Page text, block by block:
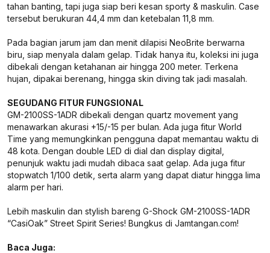
tahan banting, tapi juga siap beri kesan sporty & maskulin. Case
tersebut berukuran 44,4 mm dan ketebalan 11,8 mm.
Pada bagian jarum jam dan menit dilapisi NeoBrite berwarna
biru, siap menyala dalam gelap. Tidak hanya itu, koleksi ini juga
dibekali dengan ketahanan air hingga 200 meter. Terkena
hujan, dipakai berenang, hingga skin diving tak jadi masalah.
SEGUDANG FITUR FUNGSIONAL
GM-2100SS-1ADR dibekali dengan quartz movement yang
menawarkan akurasi +15/-15 per bulan. Ada juga fitur World
Time yang memungkinkan pengguna dapat memantau waktu di
48 kota. Dengan double LED di dial dan display digital,
penunjuk waktu jadi mudah dibaca saat gelap. Ada juga fitur
stopwatch 1/100 detik, serta alarm yang dapat diatur hingga lima
alarm per hari.
Lebih maskulin dan stylish bareng G-Shock GM-2100SS-1ADR
“CasiOak” Street Spirit Series! Bungkus di Jamtangan.com!
Baca Juga: